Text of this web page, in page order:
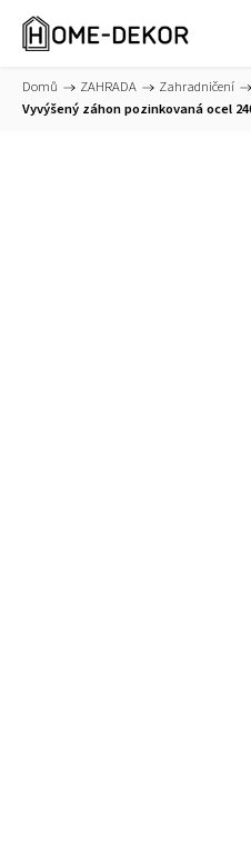
Domů / ZAHRADA / Zahradničení /
Vyvýšený záhon pozinkovaná ocel